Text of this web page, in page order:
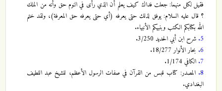
فقيل لكل منهما: جعلت فداك كيف يعلم أن الذي رأى في النوم حق وأنه من الملك
؟ قال عليه السلام: يوفق لذلك حتى يعرفه (أي حتى يعرفه حق المعرفة)، ولقد ختم
الله بكتابكم الكتب وبنبيكم الأنبياء.
5. شرح ابن أبي الحديد 3/250.
6. بحار الأنوار 18/277.
7. الكافي 1/174.
8. المصدر: كتاب قبس من القرآن في صفات الرسول الأعظم، للشيخ عبد اللطيف
البغدادي.